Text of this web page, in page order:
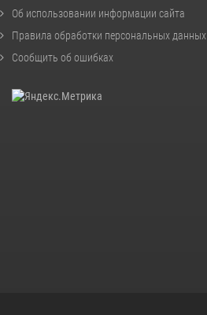
Об использовании информации сайта
Правила обработки персональных данных
Сообщить об ошибках